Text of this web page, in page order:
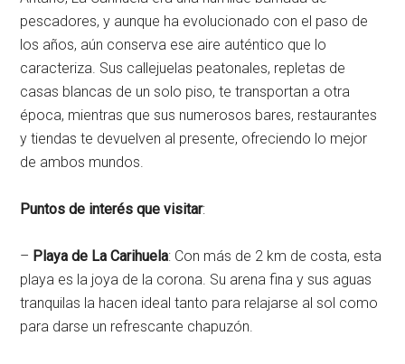
pescadores, y aunque ha evolucionado con el paso de
los años, aún conserva ese aire auténtico que lo
caracteriza. Sus callejuelas peatonales, repletas de
casas blancas de un solo piso, te transportan a otra
época, mientras que sus numerosos bares, restaurantes
y tiendas te devuelven al presente, ofreciendo lo mejor
de ambos mundos.
Puntos de interés que visitar:
– Playa de La Carihuela: Con más de 2 km de costa, esta
playa es la joya de la corona. Su arena fina y sus aguas
tranquilas la hacen ideal tanto para relajarse al sol como
para darse un refrescante chapuzón.